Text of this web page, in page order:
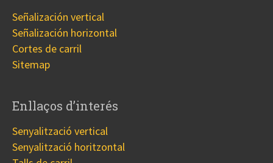
Señalización vertical
Señalización horizontal
Cortes de carril
Sitemap
Enllaços d’interés
Senyalització vertical
Senyalització horitzontal